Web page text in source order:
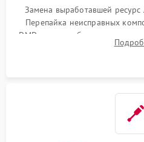
Замена выработавшей ресурс
Перепайка неисправных
DMD-чипа при битых пикселях,
колеса или восстановление